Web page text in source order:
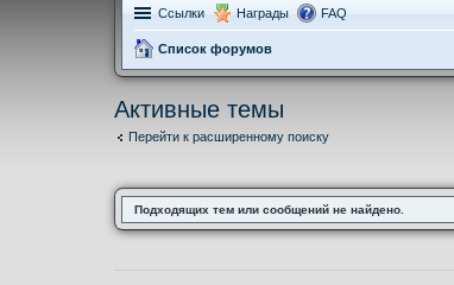
Ссылки Награды FAQ
Список форумов
Активные темы
Перейти к расширенному поиску
Подходящих тем или сообщений не найдено.